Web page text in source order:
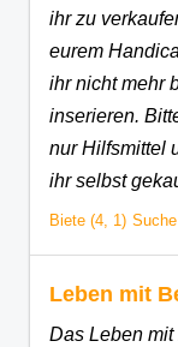
ihr zu
eurem
ihr nicht mehr
inserieren.
nur Hilfsmittel
ihr selbst
Biete (4, 1)
Leben mit
Das Leben